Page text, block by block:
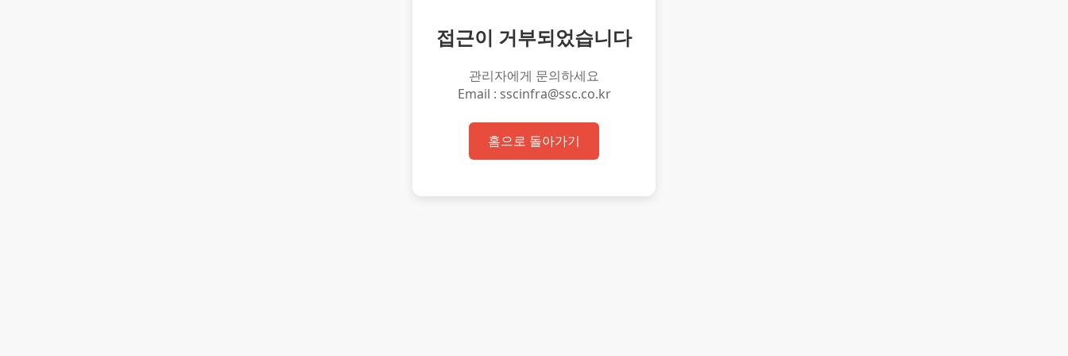
접근이 거부되었습니다
관리자에게 문의하세요
Email : sscinfra@ssc.co.kr
홈으로 돌아가기